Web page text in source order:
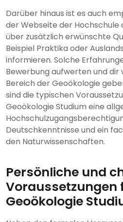
Darüber hinaus ist es auch
der Webseite der Hochschule
über zusätzlich erwünschte
Beispiel Praktika oder
informieren. Solche
Bewerbung aufwerten und dir
Bereich der Geoökologie
sind die typischen
Geoökologie Studium eine
Deutschkenntnisse und ein
den Naturwissenschaften.
Persönliche und
Voraussetzungen
Geoökologie